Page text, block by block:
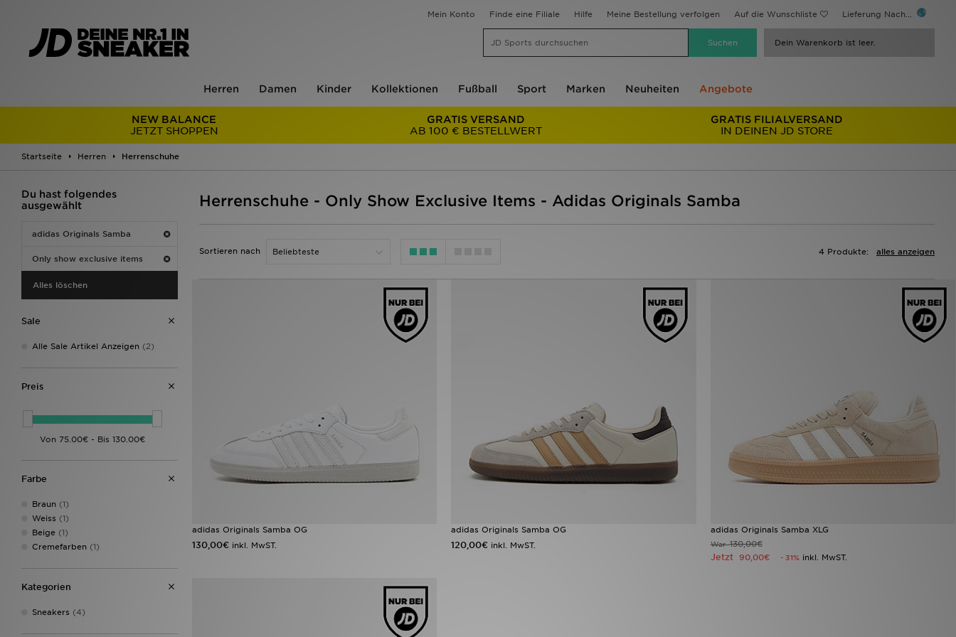
Mein Konto Finde eine Filiale Hilfe Meine Bestellung verfolgen Auf die Wunschliste Lieferung Nach...
Dein Warenkorb ist leer.
Herren Damen Kinder Kollektionen Fußball Sport Marken Neuheiten Angebote
NEW BALANCE
JETZT SHOPPEN
GRATIS VERSAND
AB 100 € BESTELLWERT
GRATIS FILIALVERSAND
IN DEINEN JD STORE
Startseite Herren Herrenschuhe
Du hast folgendes
ausgewählt
adidas Originals Samba
Only show exclusive items
Alles löschen
Sale
Alle Sale Artikel Anzeigen (2)
Preis
Farbe
Braun (1)
Weiss (1)
Beige (1)
Cremefarben (1)
Kategorien
Sneakers (4)
Herrenschuhe - Only Show Exclusive Items - Adidas Originals Samba
Sortieren nach alles anzeigen
4 Produkte:
adidas Originals Samba OG
130,00€ inkl. MwST.
adidas Originals Samba OG
120,00€ inkl. MwST.
adidas Originals Samba XLG
War130,00€
Jetzt 90,00€ - 31% inkl. MwST.